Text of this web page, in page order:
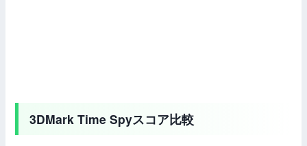
3DMark Time Spyスコア比較